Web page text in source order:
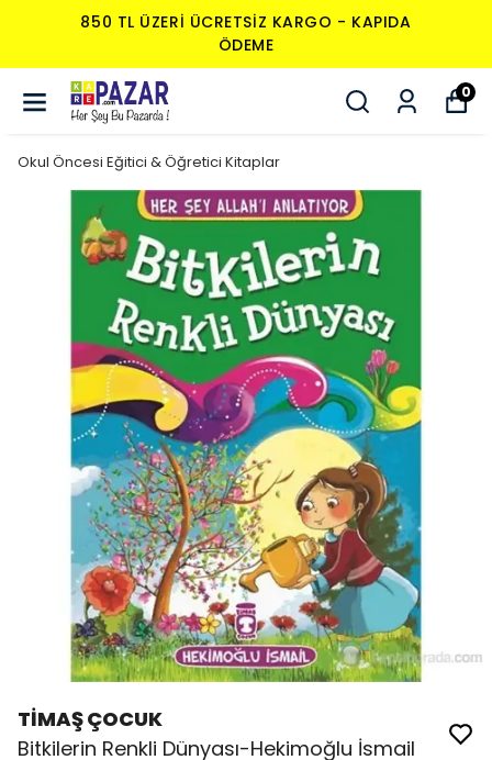
850 TL ÜZERI ÜCRETSIZ KARGO - KAPIDA
ÖDEME
0
Okul Öncesi Eğitici & Öğretici Kitaplar
TİMAŞ ÇOCUK
Bitkilerin Renkli Dünyası-Hekimoğlu İsmail